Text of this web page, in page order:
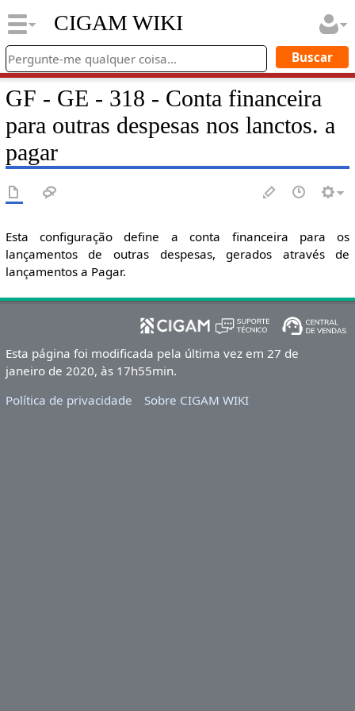
CIGAM WIKI
GF - GE - 318 - Conta financeira
para outras despesas nos lanctos. a
pagar
Esta configuração define a conta financeira para os
lançamentos de outras despesas, gerados através de
lançamentos a Pagar.
Esta página foi modificada pela última vez em 27 de
janeiro de 2020, às 17h55min.
Política de privacidade
Sobre CIGAM WIKI